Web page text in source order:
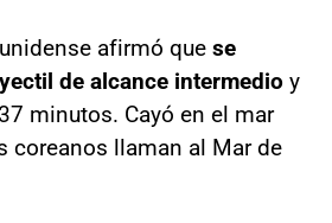
afirmó que se
de alcance intermedio y
minutos. Cayó en el mar
coreanos llaman al Mar de